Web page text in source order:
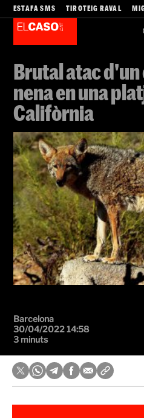
ESTAFA SMS TIROTEIG RAVAL
Brutal atac d'un
nena en una
Califòrnia
Barcelona
30/04/2022 14:58
3 minuts